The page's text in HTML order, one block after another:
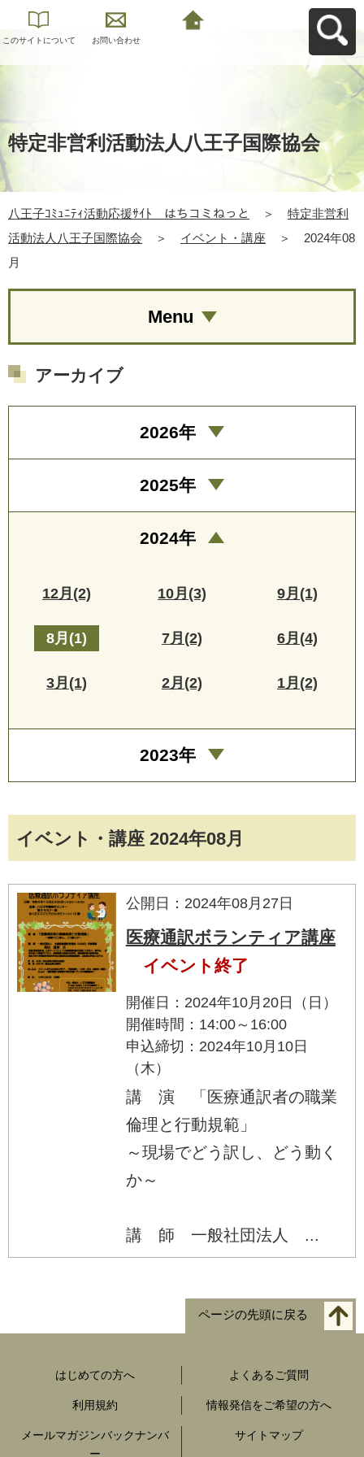
このサイトについて お問い合わせ
特定非営利活動法人八王子国際協会
八王子ｺﾐｭﾆﾃｨ活動応援ｻｲﾄ はちコミねっと ＞
特定非営利
活動法人八王子国際協会
＞ イベント・講座 ＞
2024年08
月
イベント・講座 2024年08月
公開日：2024年08月27日
医療通訳ボランティア講座
イベント終了
開催日：2024年10月20日（日）
開催時間：14:00～16:00
申込締切：2024年10月10日
（木）
講 演 「医療通訳者の職業
倫理と行動規範」
～現場でどう訳し、どう動く
か～
講 師 一般社団法人 ...
Menu
アーカイブ
2026年
2025年
2024年
12月(2) 10月(3) 9月(1)
8月(1) 7月(2) 6月(4)
3月(1) 2月(2) 1月(2)
2023年
ページの先頭に戻る
はじめての方へ よくあるご質問
利用規約 情報発信をご希望の方へ
メールマガジンバックナンバ
ー
サイトマップ